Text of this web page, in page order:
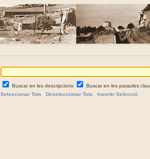
Buscar en les descripcions Buscar en les paraules clau
Seleccionar Tots
Deseleccionar Tots Invertir Selecció